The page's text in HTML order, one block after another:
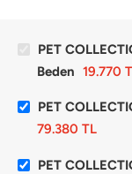
PET
Beden 19.770
PET
79.380 TL
PET